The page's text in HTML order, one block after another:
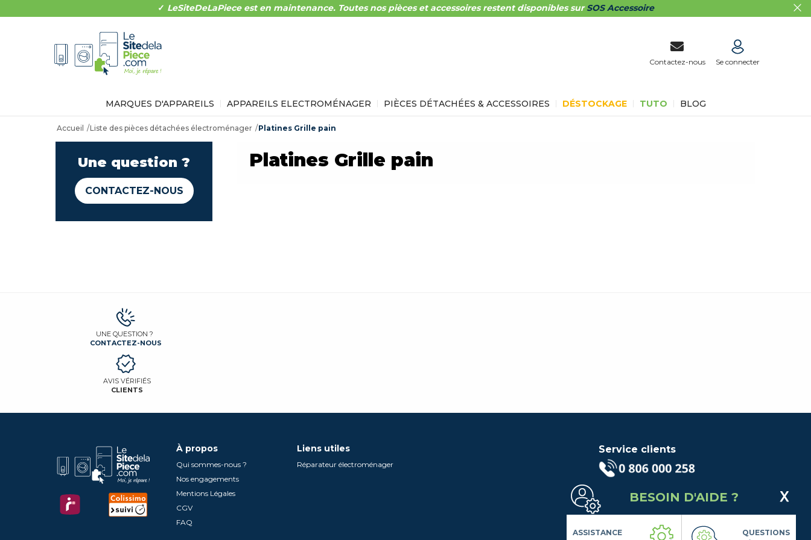
✓ LeSiteDeLaPiece est en maintenance. Toutes nos pièces et accessoires restent disponibles surSOS Accessoire
Contactez-nous Se connecter
MARQUES D'APPAREILS APPAREILS ELECTROMÉNAGER PIÈCES DÉTACHÉES & ACCESSOIRES DÉSTOCKAGE TUTO BLOG
Accueil Liste des pièces détachées électroménager Platines Grille pain
Une question ?
CONTACTEZ-NOUS
Platines Grille pain
UNE QUESTION ?
CONTACTEZ-NOUS
AVIS VÉRIFIÉS
CLIENTS
À propos
Qui sommes-nous ?
Nos engagements
Mentions Légales
CGV
FAQ
Liens utiles
Réparateur électroménager
Service clients
appel local)
Lundi au Vendredi de 9h à 18h
Contactez-Nous
Suivez-nous
BESOIN D'AIDE ?
ASSISTANCE
QUESTIONS